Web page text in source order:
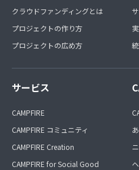
クラウドファンディングとは
プロジェクトの作り方
プロジェクトの広め方
サービス
CAMPFIRE
CAMPFIRE コミュニティ
CAMPFIRE Creation
CAMPFIRE for Social Good